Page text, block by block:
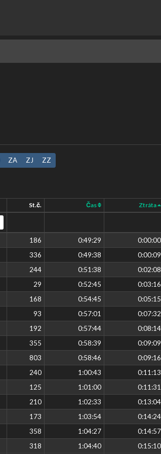
ZA ZJ ZZ
St.č. Čas Ztráta
186 0:49:29 0:00:00
336 0:49:38 0:00:09
244 0:51:38 0:02:08
29 0:52:45 0:03:16
168 0:54:45 0:05:15
93 0:57:01 0:07:32
192 0:57:44 0:08:14
355 0:58:39 0:09:09
803 0:58:46 0:09:16
240 1:00:43 0:11:13
125 1:01:00 0:11:31
210 1:02:33 0:13:04
173 1:03:54 0:14:24
358 1:04:27 0:14:57
318 1:04:40 0:15:10